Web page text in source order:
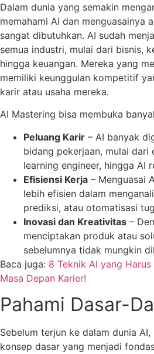
Dalam dunia yang semakin
memahami AI dan menguasainya
sangat dibutuhkan. AI sudah
semua industri, mulai dari bisnis,
hingga keuangan. Mereka yang
memiliki keunggulan kompetitif
karir atau usaha mereka.
AI Mastering bisa membuka
Peluang Karir – AI banyak
bidang pekerjaan, mulai dari
learning engineer, hingga AI
Efisiensi Kerja – Menguasai
lebih efisien dalam
prediksi, atau otomatisasi
Inovasi dan Kreativitas –
menciptakan produk atau
sebelumnya tidak mungkin
Baca juga: 8 Teknik AI yang Harus
Masa Depan Karier!
Pahami Dasar-
Sebelum terjun ke dalam dunia
konsep dasar yang menjadi